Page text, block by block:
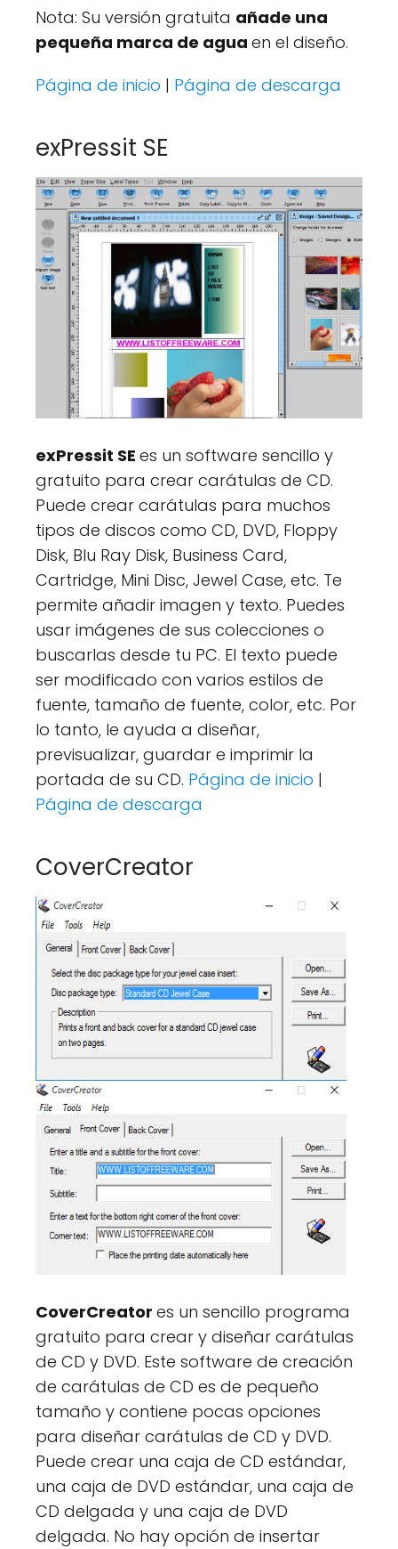
Nota: Su versión gratuita añade una
pequeña marca de agua en el diseño.
Página de inicio | Página de descarga
exPressit SE
exPressit SE es un software sencillo y
gratuito para crear carátulas de CD.
Puede crear carátulas para muchos
tipos de discos como CD, DVD, Floppy
Disk, Blu Ray Disk, Business Card,
Cartridge, Mini Disc, Jewel Case, etc. Te
permite añadir imagen y texto. Puedes
usar imágenes de sus colecciones o
buscarlas desde tu PC. El texto puede
ser modificado con varios estilos de
fuente, tamaño de fuente, color, etc. Por
lo tanto, le ayuda a diseñar,
previsualizar, guardar e imprimir la
portada de su CD. Página de inicio |
Página de descarga
CoverCreator
CoverCreator es un sencillo programa
gratuito para crear y diseñar carátulas
de CD y DVD. Este software de creación
de carátulas de CD es de pequeño
tamaño y contiene pocas opciones
para diseñar carátulas de CD y DVD.
Puede crear una caja de CD estándar,
una caja de DVD estándar, una caja de
CD delgada y una caja de DVD
delgada. No hay opción de insertar